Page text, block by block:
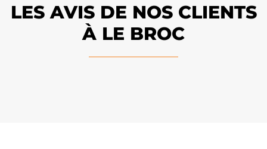
LES AVIS DE NOS CLIENTS
À LE BROC